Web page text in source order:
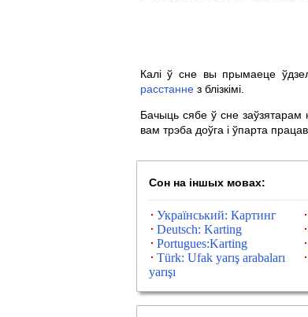
Калі ў сне вы прымаеце
расстаннез блізкімі.
Бачыць сябе ў сне заўзятарам
вам трэба доўга і ўпарта
Сон на іншых мовах:
Український: Картинг
Deutsch: Karting
Portugues:Karting
Türk: Ufak yarış arabaları
yarışı